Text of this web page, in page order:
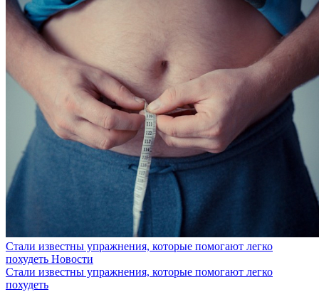
Стали известны упражнения, которые помогают легко
похудеть Новости
Стали известны упражнения, которые помогают легко
похудеть